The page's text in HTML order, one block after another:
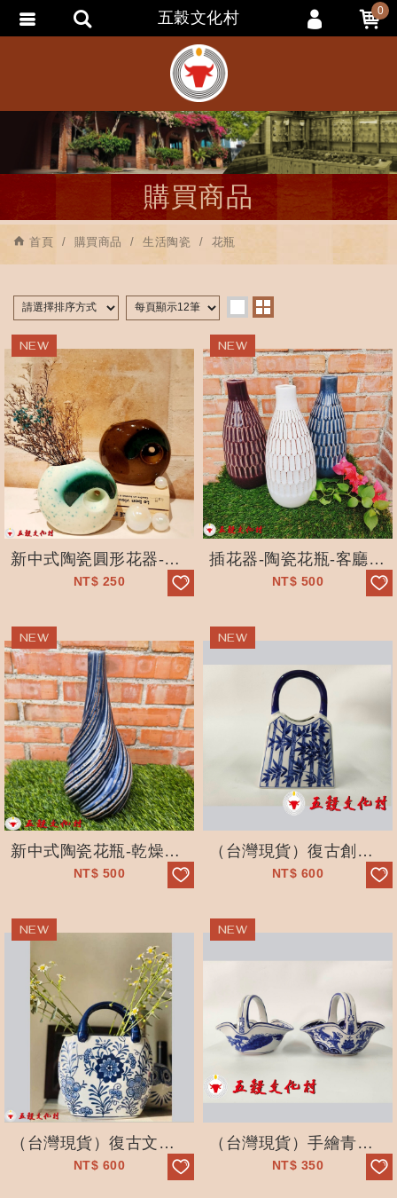
購買商品
首頁 購買商品 生活陶瓷 花瓶
新中式陶瓷圓形花器-乾燥花-水培鮮花-客廳居家-裝飾擺件-花藝
NT$ 250
插花器-陶瓷花瓶-客廳擺件--乾燥花-小口水養-鮮花瓶-花藝
NT$ 500
新中式陶瓷花瓶-乾燥花-水培鮮花-客廳居家-裝飾擺件-花藝
NT$ 500
（台灣現貨）復古創意文藝手繪青花瓷-裝飾插花器-擺件-客廳臥室-五穀文化村
NT$ 600
（台灣現貨）復古文藝手繪青花瓷-裝飾插花器-擺件-客廳臥室-五穀文化村
NT$ 600
（台灣現貨）手繪青花瓷-復古提籃花瓶-裝飾擺件-餐桌客廳
NT$ 350
五穀文化村 0
會員登入
會員註冊
忘記密碼
訂單查詢
追蹤清單
匯款通知